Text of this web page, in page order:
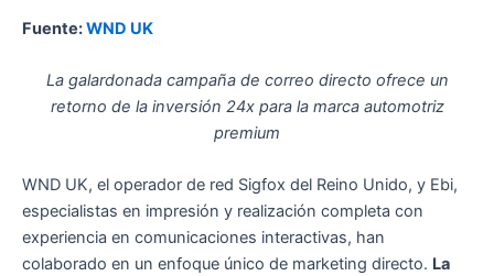
Fuente:WND UK
La galardonada campaña de correo directo ofrece un
retorno de la inversión 24x para la marca automotriz
premium
WND UK, el operador de red Sigfox del Reino Unido, y Ebi,
especialistas en impresión y realización completa con
experiencia en comunicaciones interactivas, han
colaborado en un enfoque único de marketing directo. La